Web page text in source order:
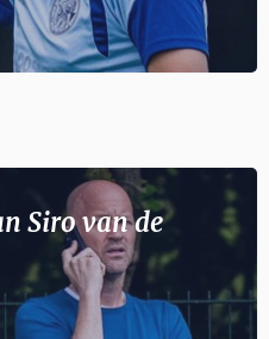
Siro van de